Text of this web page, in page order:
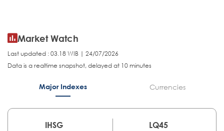
Market Watch
Last updated : 03.18 WIB | 24/07/2026
Data is a realtime snapshot, delayed at 10 minutes
Major Indexes Currencies
IHSG
LQ45